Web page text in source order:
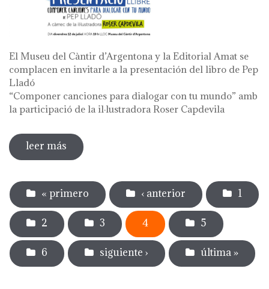
El Museu del Càntir d’Argentona y la Editorial Amat se
complacen en invitarle a la presentación del libro de Pep
Lladó
“Componer canciones para dialogar con tu mundo” amb
la participació de la il·lustradora Roser Capdevila
leer más sobre presentación del libro de pep lladó
"componer canciones para dialogar con
Páginas
« primero ‹ anterior 1
2 3 4 5
6 siguiente › última »